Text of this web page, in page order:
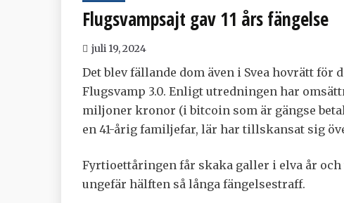
Flugsvampsajt gav 11 års fängelse
juli 19, 2024
Det blev fällande dom även i Svea hovrätt för
Flugsvamp 3.0. Enligt utredningen har
miljoner kronor (i bitcoin som är gängse
en 41-årig familjefar, lär har tillskansat sig
Fyrtioettåringen får skaka galler i elva år
ungefär hälften så långa fängelsestraff.